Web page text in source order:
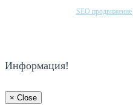
SEO продвижение
Информация!
× Close